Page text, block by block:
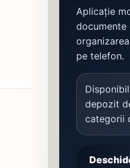
Aplicație
documente
pe telefon.
depozit
categorii